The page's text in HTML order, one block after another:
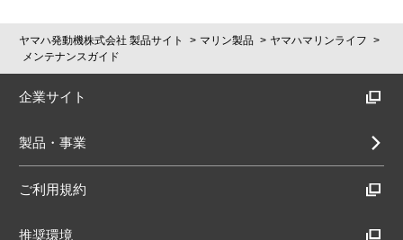
ヤマハ発動機株式会社 製品サイト マリン製品
ヤマハマリンライフ
メンテナンスガイド
企業サイト
製品・事業
ご利用規約
推奨環境